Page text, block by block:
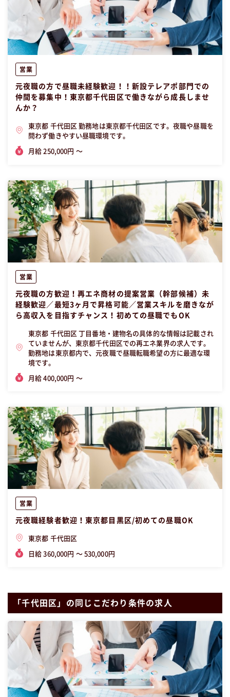
営業
元夜職の方で昼職未経験歓迎！！新設テレアポ部門での
仲間を募集中！東京都千代田区で働きながら成長しませ
んか？
東京都 千代田区 勤務地は東京都千代田区です。夜職や昼職を
問わず働きやすい昼職環境です。
月給 250,000円 〜
営業
元夜職の方歓迎！再エネ商材の提案営業（幹部候補）未
経験歓迎／最短3ヶ月で昇格可能／営業スキルを磨きなが
ら高収入を目指すチャンス！初めての昼職でもOK
東京都 千代田区 丁目番地・建物名の具体的な情報は記載され
ていませんが、東京都千代田区での再エネ業界の求人です。
勤務地は東京都内で、元夜職で昼職転職希望の方に最適な環
境です。
月給 400,000円 〜
営業
元夜職経験者歓迎！東京都目黒区/初めての昼職OK
東京都 千代田区
日給 360,000円 〜 530,000円
「千代田区」の同じこだわり条件の求人